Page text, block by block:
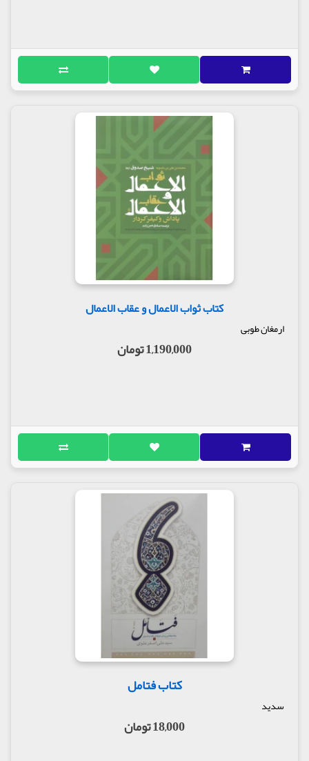
کتاب ثواب الاعمال و عقاب الاعمال
ارمغان طوبی
1,190,000 تومان
کتاب فتامل
سدید
18,000 تومان